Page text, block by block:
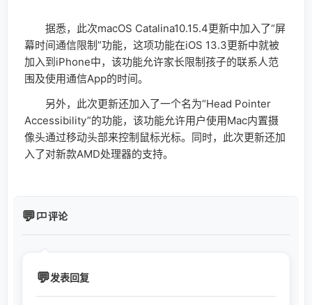
据悉，此次macOS Catalina‌10.15.4更新中加入了“屏
幕时间通信限制”功能，这项功能在iOS 13.3更新中就被
加入到iPhone中，该功能允许家长限制孩子的联系人范
围及使用通信App的时间。
另外，此次更新还加入了一个名为“Head Pointer
Accessibility”的功能，该功能允许用户使用Mac内置摄
像头通过移动头部来控制鼠标光标。同时，此次更新还加
入了对新款AMD处理器的支持。
评论
发表回复